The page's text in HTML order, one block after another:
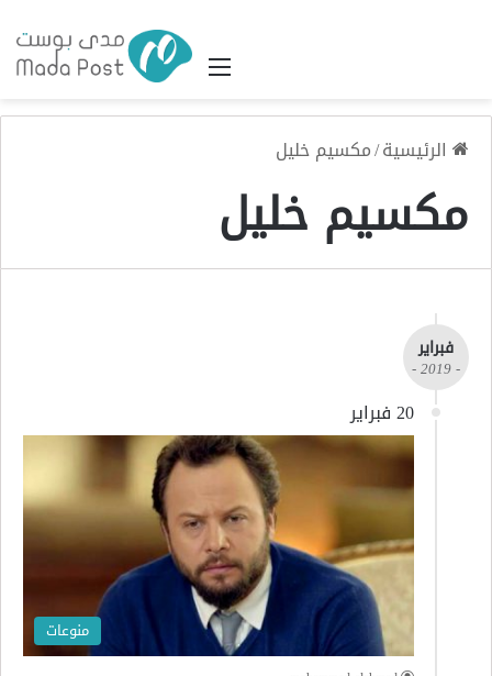
القائمة
الرئيسية/مكسيم خليل
مكسيم خليل
فبراير
- 2019 -
20 فبراير
منوعات